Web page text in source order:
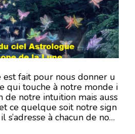
2018
fait pour nous donner u
qui touche à notre monde i
de notre intuition mais auss
ce quelque soit notre sign
s’adresse à chacun de nous